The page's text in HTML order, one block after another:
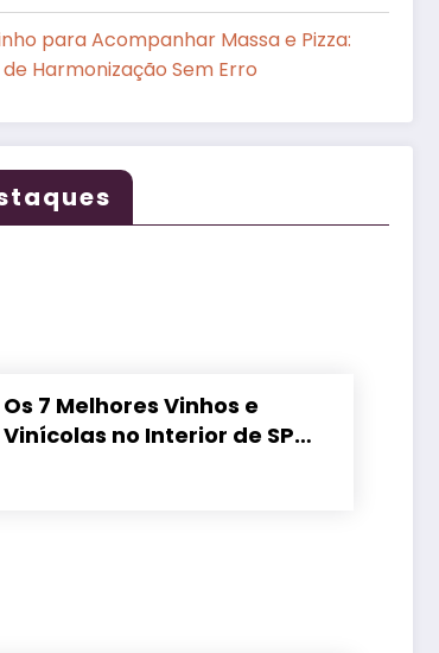
para Acompanhar Massa e Pizza:
de Harmonização Sem Erro
Os 7 Melhores Vinhos e
Vinícolas no Interior de SP